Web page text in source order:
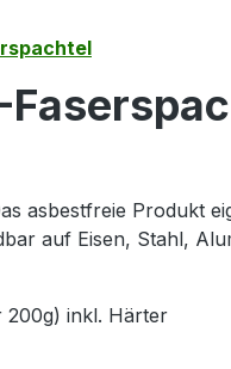
asbestfreie Produkt
auf Eisen, Stahl,